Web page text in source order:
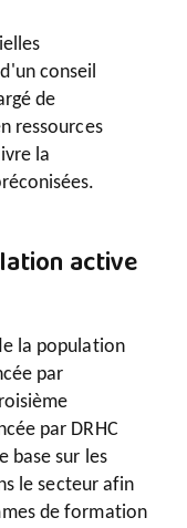
conseil
de
ressources
la
active
la population
par
par DRHC
base sur les
le secteur afin
de formation